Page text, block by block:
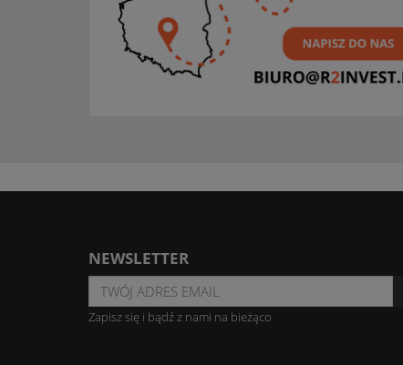
NEWSLETTER
Zapisz się i bądź z nami na bieżąco